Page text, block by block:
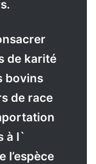
de karité
bovins
de race
à l`
l’espèce